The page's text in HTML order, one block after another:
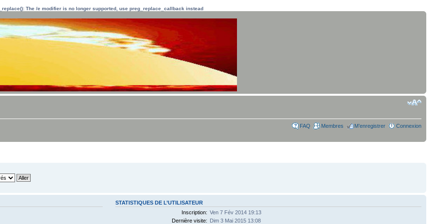
The /e modifier is no longer supported, use preg_replace_callback instead
FAQ Membres M’enregistrer Connexion
STATISTIQUES DE L’UTILISATEUR
Inscription: Ven 7 Fév 2014 19:13
Dernière visite: Dim 3 Mai 2015 13:08